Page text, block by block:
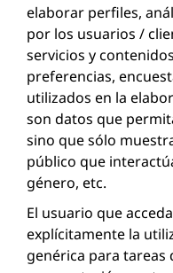
elaborar perfiles,
por los usuarios /
servicios y
preferencias,
utilizados en la
son datos que
sino que sólo
público que
género, etc.
El usuario que
explícitamente la
genérica para tareas